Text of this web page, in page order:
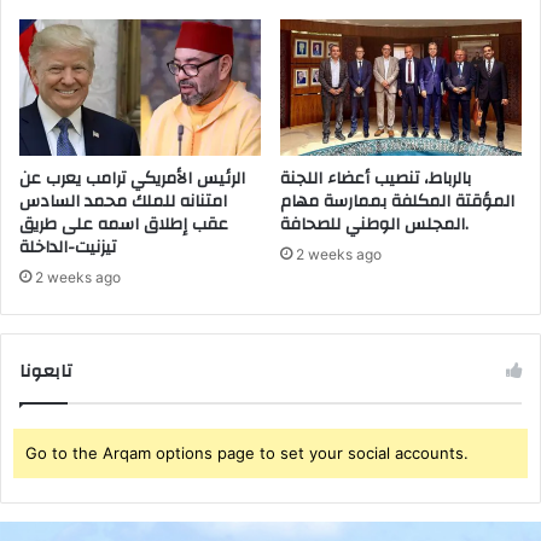
7
م
ن
س
غ
ل
ي
ج
و
س
ي
د
ي
م
و
س
ن
س
ي
إ
د
ا
ر
م
و
ر
ن
ع
م
ر
ي
ن
الرئيس الأمريكي ترامب يعرب عن
امتنانه للملك محمد السادس
عقب إطلاق اسمه على طريق
تيزنيت-الداخلة
2 weeks ago
بالرباط، تنصيب أعضاء اللجنة
المؤقتة المكلفة بممارسة مهام
المجلس الوطني للصحافة.
2 weeks ago
تابعونا
Go to the Arqam options page to set your social accounts.